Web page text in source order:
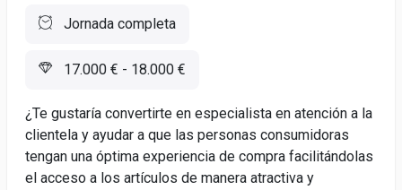
Jornada completa
17.000 € - 18.000 €
¿Te gustaría convertirte en especialista en atención a la
clientela y ayudar a que las personas consumidoras
tengan una óptima experiencia de compra facilitándolas
el acceso a los artículos de manera atractiva y